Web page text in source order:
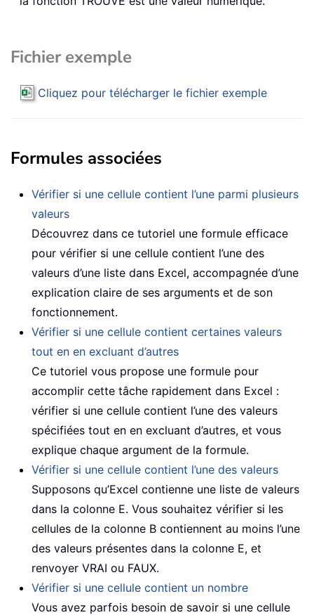
Fichier exemple
Cliquez pour télécharger le fichier exemple
Formules associées
Vérifier si une cellule contient l’une parmi plusieurs
valeurs
Découvrez dans ce tutoriel une formule efficace
pour vérifier si une cellule contient l’une des
valeurs d’une liste dans Excel, accompagnée d’une
explication claire de ses arguments et de son
fonctionnement.
Vérifier si une cellule contient certaines valeurs
tout en en excluant d’autres
Ce tutoriel vous propose une formule pour
accomplir cette tâche rapidement dans Excel :
vérifier si une cellule contient l’une des valeurs
spécifiées tout en en excluant d’autres, et vous
explique chaque argument de la formule.
Vérifier si une cellule contient l’une des valeurs
Supposons qu’Excel contienne une liste de valeurs
dans la colonne E. Vous souhaitez vérifier si les
cellules de la colonne B contiennent au moins l’une
des valeurs présentes dans la colonne E, et
renvoyer VRAI ou FAUX.
Vérifier si une cellule contient un nombre
Vous avez parfois besoin de savoir si une cellule